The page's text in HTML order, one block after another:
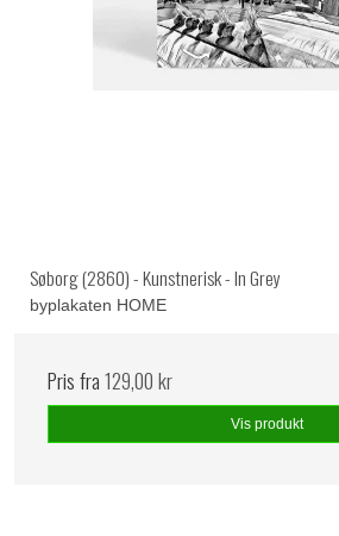
Søborg (2860) - Kunstnerisk - In Grey
byplakaten HOME
Pris fra129,00 kr
Vis produkt